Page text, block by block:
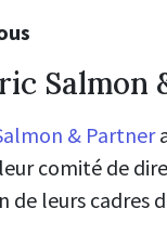
Salmon
& Partner
comité de
de leurs